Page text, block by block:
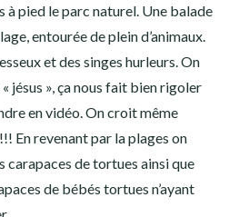
à pied le parc naturel. Une balade
entourée de plein d’animaux.
et des singes hurleurs. On
jésus », ça nous fait bien rigoler
en vidéo. On croit même
En revenant par la plages on
carapaces de tortues ainsi que
de bébés tortues n’ayant